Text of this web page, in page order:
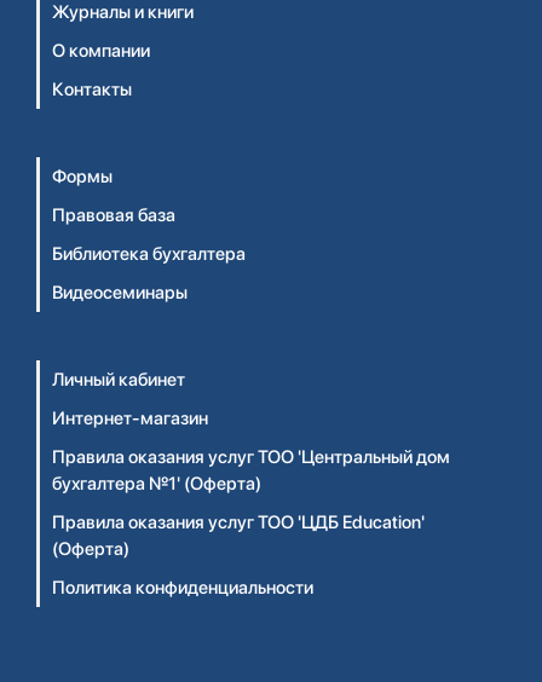
Журналы и книги
О компании
Контакты
Формы
Правовая база
Библиотека бухгалтера
Видеосеминары
Личный кабинет
Интернет-магазин
Правила оказания услуг ТОО 'Центральный дом
бухгалтера №1' (Оферта)
Правила оказания услуг ТОО 'ЦДБ Education'
(Оферта)
Политика конфиденциальности